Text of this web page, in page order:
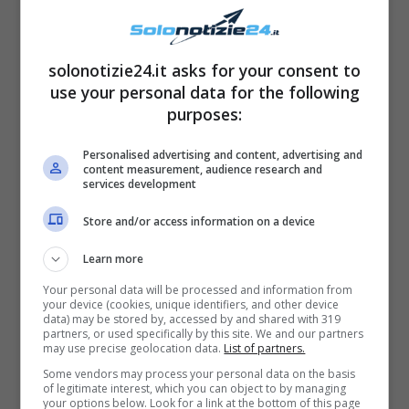
accaduto alla coppia ma sicuramente i due
restare uniti nonostante la
distanza.
Leggi anche—->Uomini e Donne
solonotizie24.it asks for your consent to
use your personal data for the following
purposes:
Personalised advertising and content, advertising and
content measurement, audience research and
services development
Store and/or access information on a device
Learn more
Your personal data will be processed and information from
your device (cookies, unique identifiers, and other device
data) may be stored by, accessed by and shared with 319
partners, or used specifically by this site. We and our partners
may use precise geolocation data. List of partners.
Some vendors may process your personal data on the basis
of legitimate interest, which you can object to by managing
your options below. Look for a link at the bottom of this page